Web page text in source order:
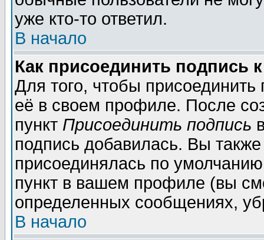
уже кто-то ответил.
В начало
Как присоединить подпись
Для того, чтобы
её в своем профиле. После
пункт Присоединить подпись
подпись добавилась. Вы
присоединялась по
пункт в вашем профиле (вы
определенных сообщениях,
В начало